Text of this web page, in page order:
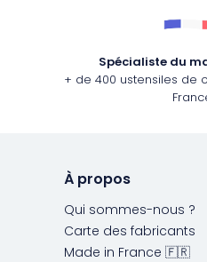
Spécialiste du
+ de 400 ustensiles de
À propos
Qui sommes-nous ?
Carte des fabricants
Made in France 🇫🇷